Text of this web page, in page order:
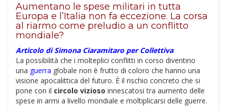
Aumentano le spese militari in tutta
Europa e l’Italia non fa eccezione. La corsa
al riarmo come preludio a un conflitto
mondiale?
Articolo di Simona Ciaramitaro per Collettiva
La possibilità che i molteplici conflitti in corso diventino
una guerra globale non è frutto di coloro che hanno una
visione apocalittica del futuro. È il rischio concreto che si
pone con il circolo vizioso innescatosi tra aumento delle
spese in armi a livello mondiale e moltiplicarsi delle guerre.